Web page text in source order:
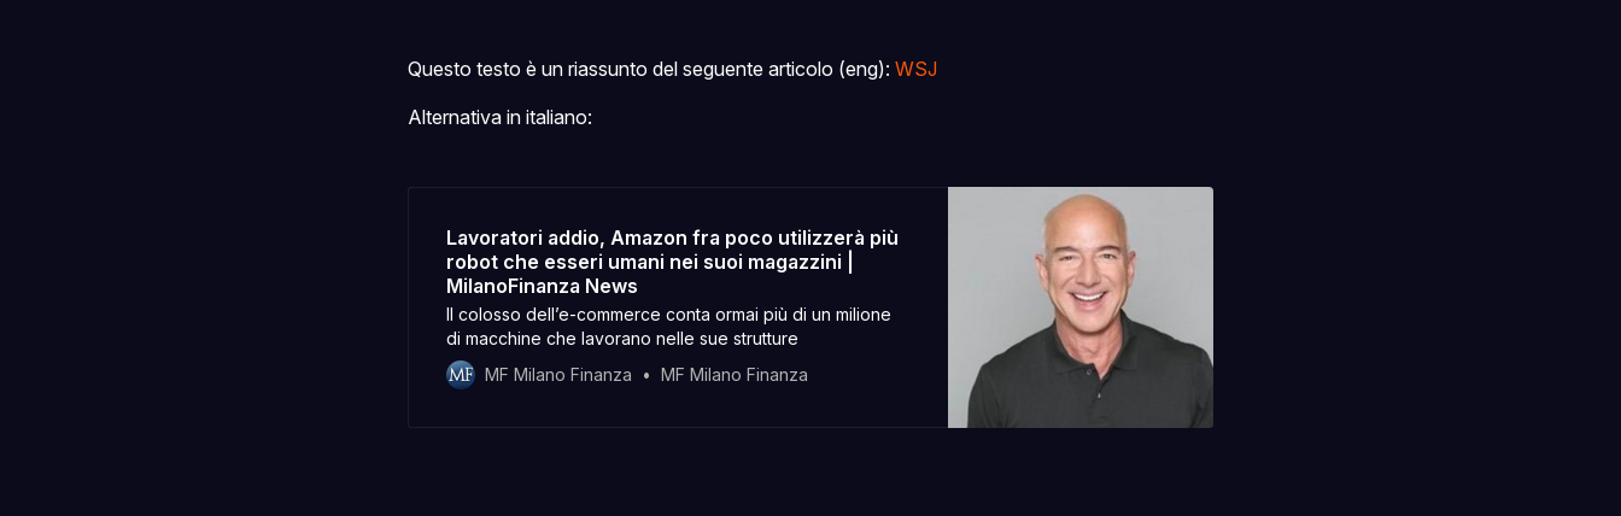
Questo testo è un riassunto del seguente articolo (eng): WSJ
Alternativa in italiano:
Lavoratori addio, Amazon fra poco utilizzerà più
robot che esseri umani nei suoi magazzini |
MilanoFinanza News
Il colosso dell’e-commerce conta ormai più di un milione
di macchine che lavorano nelle sue strutture
MF Milano Finanza
MF Milano Finanza